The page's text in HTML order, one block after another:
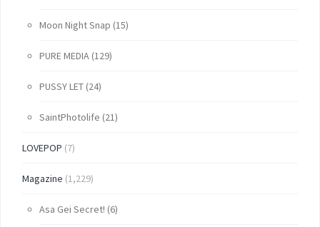
Moon Night Snap (15)
PURE MEDIA (129)
PUSSY LET (24)
SaintPhotolife (21)
LOVEPOP (7)
Magazine (1,229)
Asa Gei Secret! (6)